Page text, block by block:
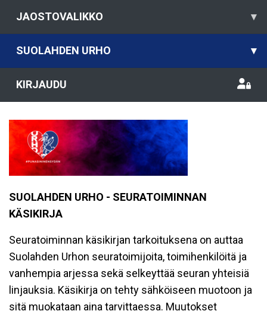
JAOSTOVALIKKO ▾
SUOLAHDEN URHO ▾
KIRJAUDU
SUOLAHDEN URHO - SEURATOIMINNAN
KÄSIKIRJA
Seuratoiminnan käsikirjan tarkoituksena on auttaa
Suolahden Urhon seuratoimijoita, toimihenkilöitä ja
vanhempia arjessa sekä selkeyttää seuran yhteisiä
linjauksia. Käsikirja on tehty sähköiseen muotoon ja
sitä muokataan aina tarvittaessa. Muutokset